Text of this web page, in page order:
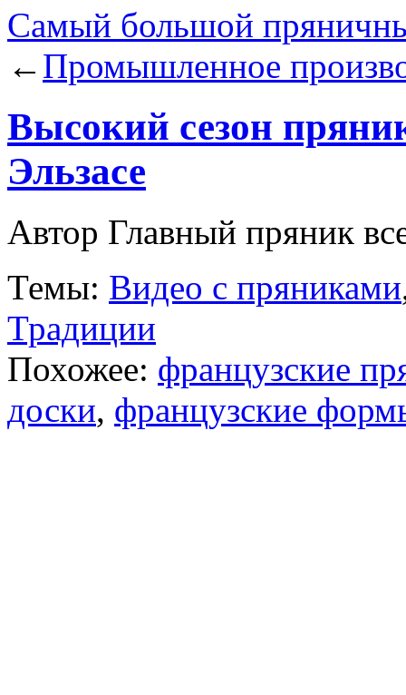
Самый большой
← Промышленное
Высокий сезон
Эльзасе
Автор Главный пряник
Темы: Видео с пряниками
Традиции
Похожее: французские
доски, французские